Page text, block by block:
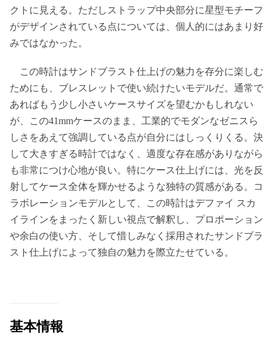
クトに見える。ただしストラップ中央部分に星型モチーフ
がデザインされている点については、個人的にはあまり好
みではなかった。
この時計はサンドブラスト仕上げの魅力を存分に楽しむ
ためにも、ブレスレットで使い続けたいモデルだ。通常で
あればもう少し小さいケースサイズを望むかもしれない
が、この41mmケースのまま、工業的でモダンなゼニスら
しさをあえて強調している点が自分にはしっくりくる。決
して大きすぎる時計ではなく、適度な存在感がありながら
も非常につけ心地が良い。特にケース仕上げには、光を反
射してケース全体を輝かせるような独特の質感がある。コ
ラボレーションモデルとして、この時計はデファイ スカ
イラインをまったく新しい視点で解釈し、プロポーション
や余白の使い方、そして惜しみなく採用されたサンドブラ
スト仕上げによって独自の魅力を際立たせている。
基本情報